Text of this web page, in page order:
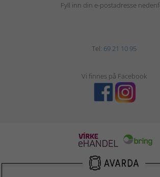
Fyll inn din e-postadresse
Tel: 69 21 10 95
Vi finnes på Facebook